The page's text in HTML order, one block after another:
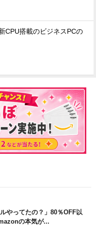
CPU搭載のビジネスPCの
やってたの？」80％OFF以
の本気が...